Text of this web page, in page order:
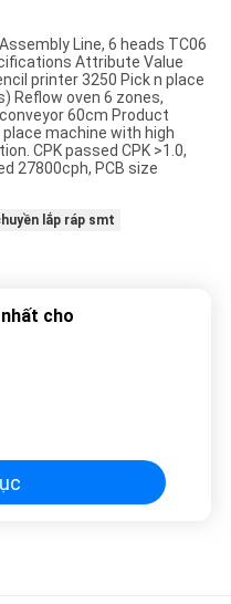
Line, 6 heads TC06
Attribute Value
printer 3250 Pick n place
Reflow oven 6 zones,
60cm Product
place machine with high
CPK passed CPK >1.0,
27800cph, PCB size
lắp ráp smt
cho